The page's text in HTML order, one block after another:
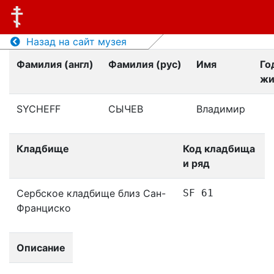
Назад на сайт музея
Фамилия (англ)
Фамилия (рус) Имя
SYCHEFF СЫЧЕВ Владимир
Кладбище
Код кладбища
и ряд
Сербское кладбище близ Сан-
Франциско
SF 61
Описание